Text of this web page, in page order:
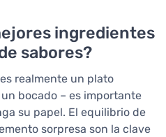
ingredientes
sabores?
realmente un plato
bocado – es importante
su papel. El equilibrio de
sorpresa son la clave